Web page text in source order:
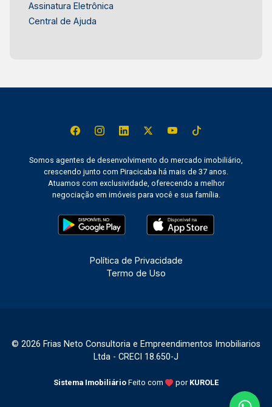
Assinatura Eletrônica
Central de Ajuda
Somos agentes de desenvolvimento do mercado imobiliário,
crescendo junto com Piracicaba há mais de 37 anos.
Atuamos com exclusividade, oferecendo a melhor
negociação em imóveis para você e sua família.
Política de Privacidade
Termo de Uso
© 2026 Frias Neto Consultoria e Empreendimentos Imobiliarios
Ltda - CRECI 18.650-J
Sistema Imobiliário Feito com por KUROLE